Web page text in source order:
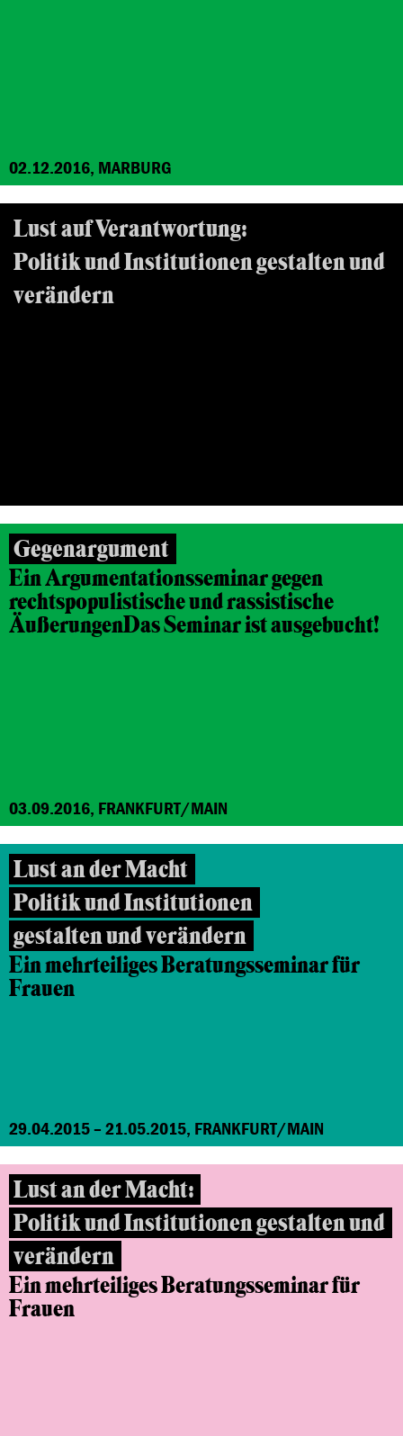
02.12.2016, MARBURG
Lust auf Verantwortung:
Politik und Institutionen gestalten und
verändern
Gegenargument
Ein Argumentationsseminar gegen
rechtspopulistische und rassistische
ÄußerungenDas Seminar ist ausgebucht!
03.09.2016, FRANKFURT/MAIN
Lust an der Macht
Politik und Institutionen
gestalten und verändern
Ein mehrteiliges Beratungsseminar für
Frauen
29.04.2015 – 21.05.2015, FRANKFURT/MAIN
Lust an der Macht:
Politik und Institutionen gestalten und
verändern
Ein mehrteiliges Beratungsseminarfür
Frauen